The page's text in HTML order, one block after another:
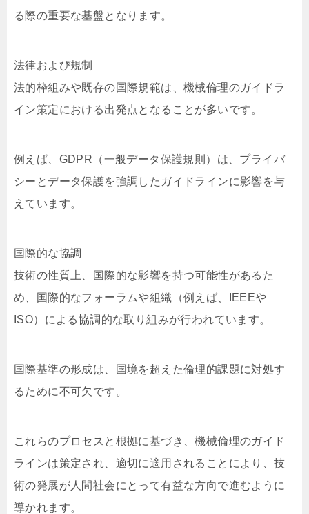
る際の重要な基盤となります。
法律および規制
法的枠組みや既存の国際規範は、機械倫理のガイドラ
イン策定における出発点となることが多いです。
例えば、GDPR（一般データ保護規則）は、プライバ
シーとデータ保護を強調したガイドラインに影響を与
えています。
国際的な協調
技術の性質上、国際的な影響を持つ可能性があるた
め、国際的なフォーラムや組織（例えば、IEEEや
ISO）による協調的な取り組みが行われています。
国際基準の形成は、国境を超えた倫理的課題に対処す
るために不可欠です。
これらのプロセスと根拠に基づき、機械倫理のガイド
ラインは策定され、適切に適用されることにより、技
術の発展が人間社会にとって有益な方向で進むように
導かれます。